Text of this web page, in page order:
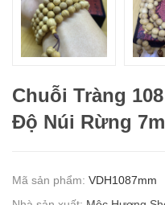
Chuỗi Tràng
Độ Núi Rừng
Mã sản phẩm: VDH1087mm